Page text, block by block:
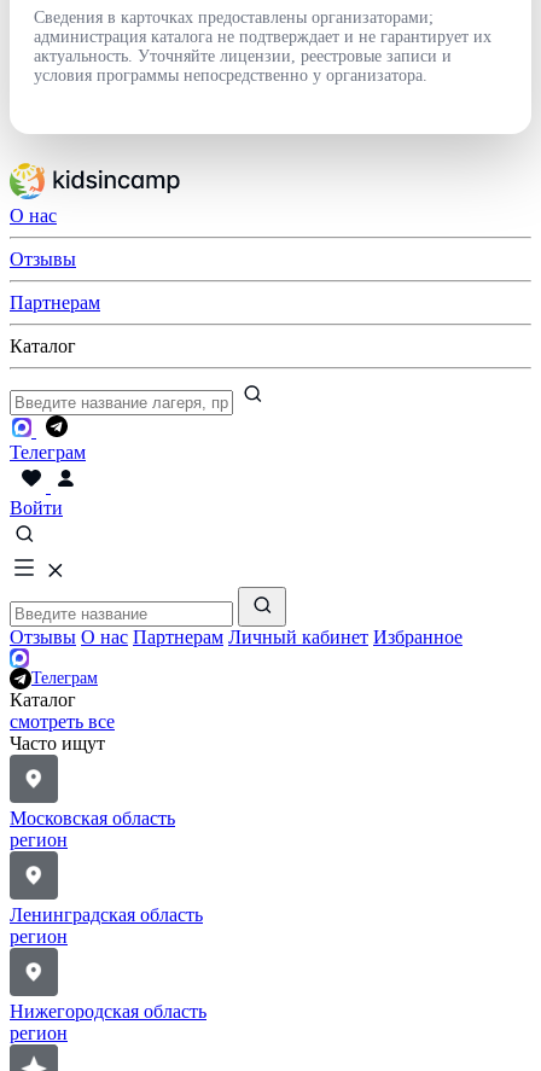
Сведения в карточках предоставлены организаторами;
администрация каталога не подтверждает и не гарантирует их
актуальность. Уточняйте лицензии, реестровые записи и
условия программы непосредственно у организатора.
О нас
Отзывы
Партнерам
Каталог
Телеграм
Войти
Отзывы О нас Партнерам Личный кабинет Избранное
Телеграм
Каталог
смотреть все
Часто ищут
Московская область
регион
Ленинградская область
регион
Нижегородская область
регион